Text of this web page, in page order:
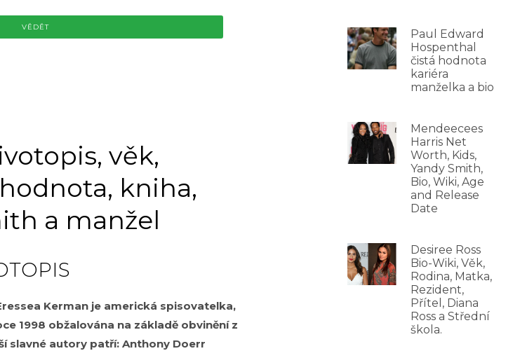
VĚDĚT
věk,
kniha,
a manžel
Kerman je americká spisovatelka,
1998 obžalována na základě obvinění z
slavné autory patří: Anthony Doerr
Paul Edward
Hospenthal
čistá hodnota
kariéra
manželka a bio
Mendeecees
Harris Net
Worth, Kids,
Yandy Smith,
Bio, Wiki, Age
and Release
Date
Desiree Ross
Bio-Wiki, Věk,
Rodina, Matka,
Rezident,
Přítel, Diana
Ross a Střední
škola.